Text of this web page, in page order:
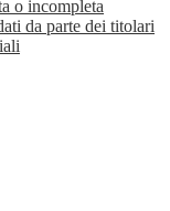
o incompleta
da parte dei titolari